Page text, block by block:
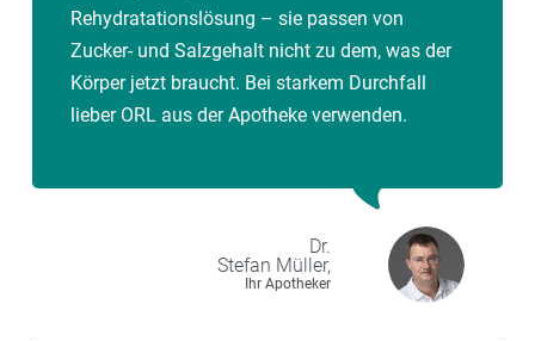
Rehydratationslösung – sie passen von
Zucker- und Salzgehalt nicht zu dem, was der
Körper jetzt braucht. Bei starkem Durchfall
lieber ORL aus der Apotheke verwenden.
Dr.
Stefan Müller,
Ihr Apotheker